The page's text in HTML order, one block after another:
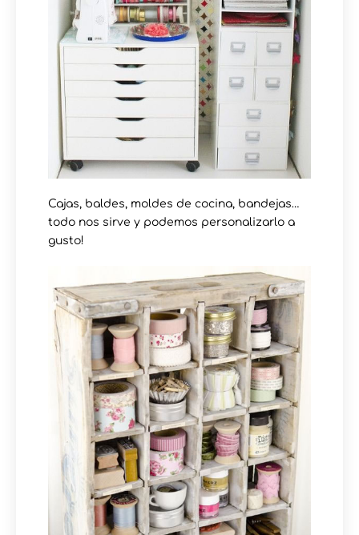
Cajas, baldes, moldes de cocina, bandejas…
todo nos sirve y podemos personalizarlo a
gusto!